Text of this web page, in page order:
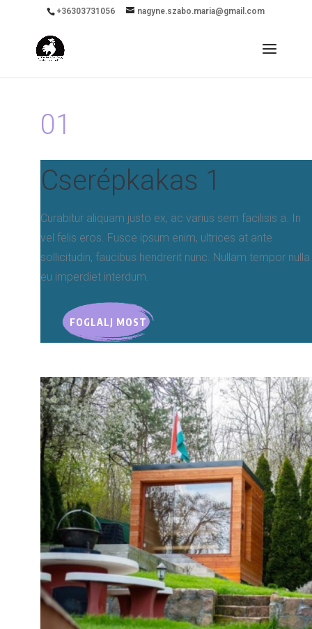
+36303731056 nagyne.szabo.maria@gmail.com
01
Cserépkakas 1
Curabitur aliquam justo ex, ac varius sem facilisis a. In
vel felis eros. Fusce ipsum enim, ultrices at ante
sollicitudin, faucibus hendrerit nunc. Nullam tempor nulla
eu imperdiet interdum.
FOGLALJ MOST